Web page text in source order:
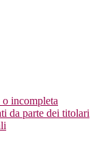
o incompleta
da parte dei titolari